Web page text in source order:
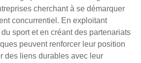
cherchant à se démarquer
concurrentiel. En exploitant
du sport et en créant des partenariats
peuvent renforcer leur position
des liens durables avec leur